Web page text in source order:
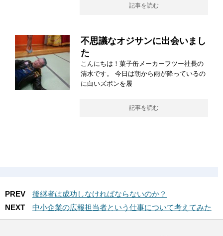
記事を読む
不思議なオジサンに出会いまし
た
こんにちは！菓子缶メーカーフツー社長の
清水です。 今日は朝から雨が降っているの
に白いズボンを履
記事を読む
PREV
後継者は成功しなければならないのか？
NEXT
中小企業の広報担当者という仕事について考えてみた